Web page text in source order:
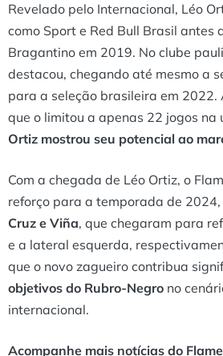
Revelado pelo Internacional, Léo
como Sport e Red Bull Brasil antes
Bragantino em 2019. No clube
destacou, chegando até mesmo a
para a seleção brasileira em 2022.
que o limitou a apenas 22 jogos
Ortiz mostrou seu potencial ao
Com a chegada de Léo Ortiz, o
reforço para a temporada de 2024,
Cruz e Viña, que chegaram para
e a lateral esquerda,
que o novo zagueiro contribua
objetivos do Rubro-Negro no
internacional.
Acompanhe mais notícias do